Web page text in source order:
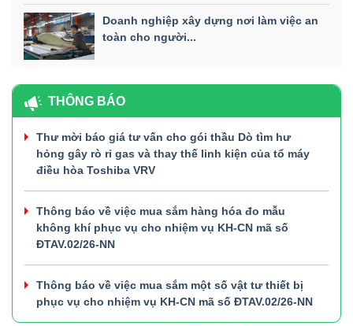
Doanh nghiệp xây dựng nơi làm việc an
toàn cho người...
THÔNG BÁO
Thư mời báo giá tư vấn cho gói thầu Dò tìm hư
hỏng gây rò rỉ gas và thay thế linh kiện của tổ máy
điều hòa Toshiba VRV
Thông báo về việc mua sắm hàng hóa đo mẫu
không khí phục vụ cho nhiệm vụ KH-CN mã số
ĐTAV.02/26-NN
Thông báo về việc mua sắm một số vật tư thiết bị
phục vụ cho nhiệm vụ KH-CN mã số ĐTAV.02/26-NN